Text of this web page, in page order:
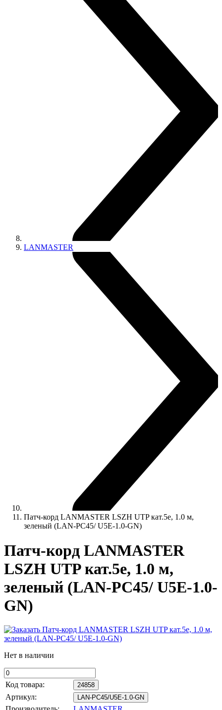
LANMASTER
Патч-корд LANMASTER LSZH UTP кат.5e, 1.0 м,
зеленый (LAN-PC45/ U5E-1.0-GN)
Патч-корд LANMASTER
LSZH UTP кат.5e, 1.0 м,
зеленый (LAN-PC45/ U5E-1.0-
GN)
Нет в наличии
Код товара: 24858
Артикул: LAN-PC45/U5E-1.0-GN